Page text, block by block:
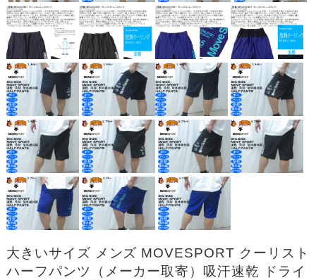
大きいサイズ メンズ MOVESPORT クーリスト
ハーフパンツ（メーカー取寄）吸汗速乾 ドライ